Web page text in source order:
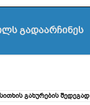
გადაარჩინეს
გახურების შედეგად